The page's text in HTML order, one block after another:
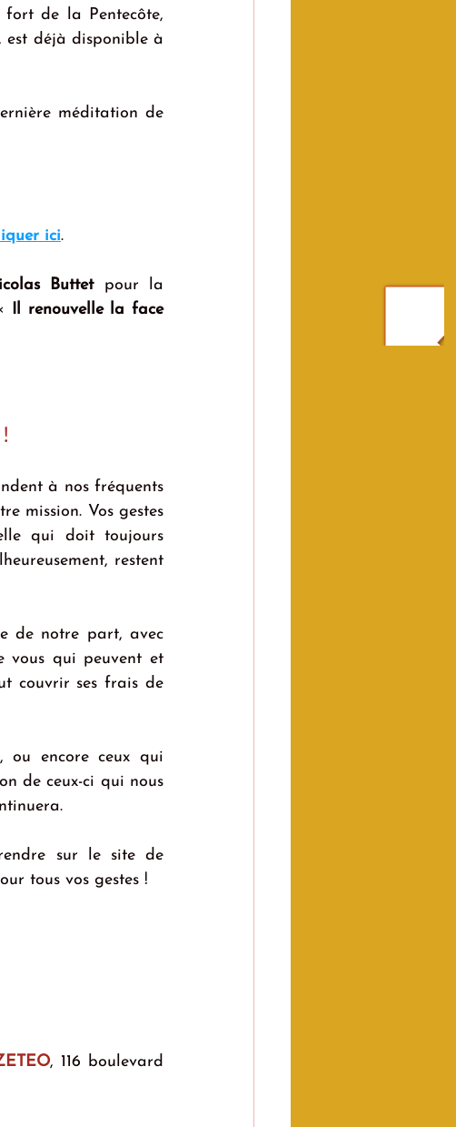
de la Pentecôte,
est déjà disponible à
méditation de
ici.
Buttet pour la
Il renouvelle la face
à nos fréquents
mission. Vos gestes
qui doit toujours
restent
de notre part, avec
vous qui peuvent et
couvrir ses frais de
ou encore ceux qui
de ceux-ci qui nous
sur le site de
tous vos gestes !
, 116 boulevard